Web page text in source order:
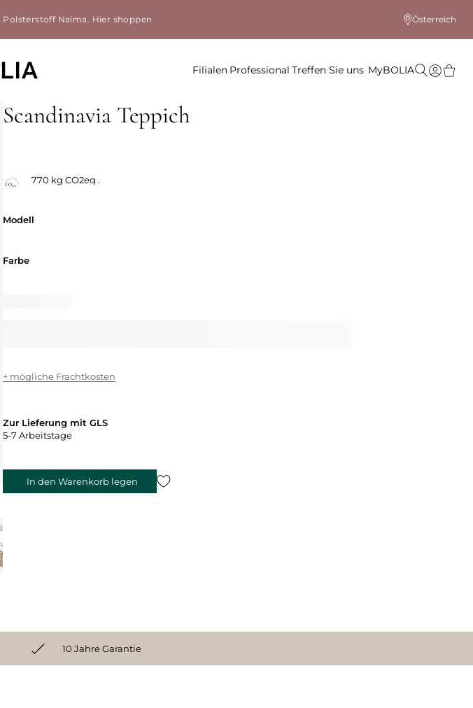
Polsterstoff Naima. Hier shoppen Österreich
Filialen Professional Treffen Sie uns MyBOLIA
Scandinavia Teppich
770 kg CO2eq .
Modell
Farbe
+ mögliche Frachtkosten
Zur Lieferung mit GLS
5-7 Arbeitstage
In den Warenkorb legen
10 Jahre Garantie